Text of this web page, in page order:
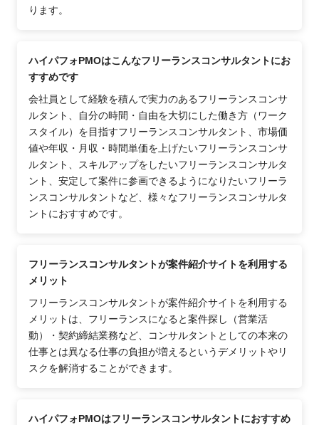
ります。
ハイパフォPMOはこんなフリーランスコンサルタントにお
すすめです
会社員として経験を積んで実力のあるフリーランスコンサ
ルタント、自分の時間・自由を大切にした働き方（ワーク
スタイル）を目指すフリーランスコンサルタント、市場価
値や年収・月収・時間単価を上げたいフリーランスコンサ
ルタント、スキルアップをしたいフリーランスコンサルタ
ント、安定して案件に参画できるようになりたいフリーラ
ンスコンサルタントなど、様々なフリーランスコンサルタ
ントにおすすめです。
フリーランスコンサルタントが案件紹介サイトを利用する
メリット
フリーランスコンサルタントが案件紹介サイトを利用する
メリットは、フリーランスになると案件探し（営業活
動）・契約締結業務など、コンサルタントとしての本来の
仕事とは異なる仕事の負担が増えるというデメリットやリ
スクを解消することができます。
ハイパフォPMOはフリーランスコンサルタントにおすすめ